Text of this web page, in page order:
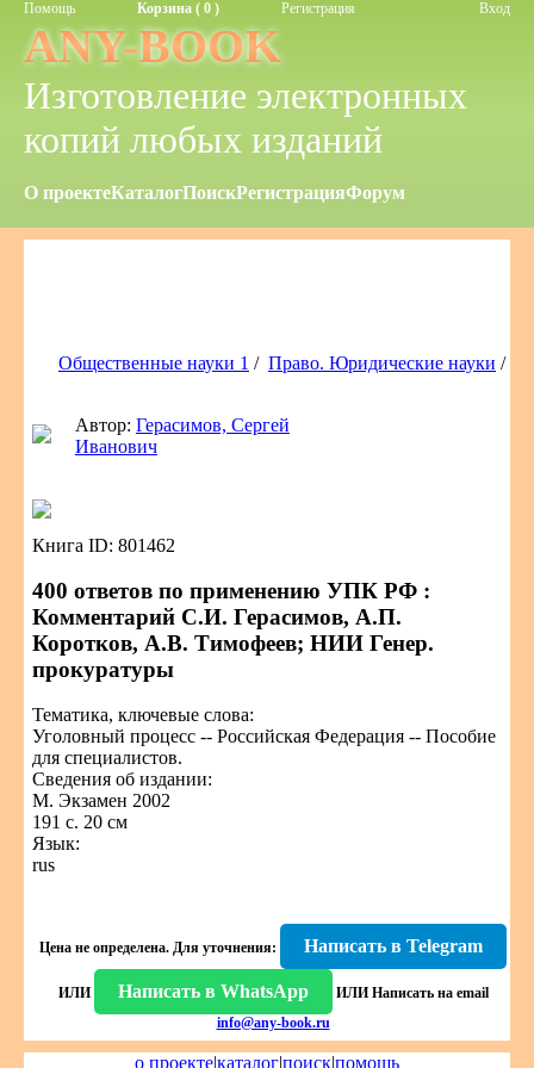
Помощь Корзина ( 0 ) Регистрация Вход
ANY-BOOK
Изготовление электронных
копий любых изданий
О проектеКаталогПоискРегистрацияФорум
Общественные науки 1 / Право. Юридические науки /
Автор: Герасимов, Сергей
Иванович
Книга ID: 801462
400 ответов по применению УПК РФ :
Комментарий С.И. Герасимов, А.П.
Коротков, А.В. Тимофеев; НИИ Генер.
прокуратуры
Тематика, ключевые слова:
Уголовный процесс -- Российская Федерация -- Пособие
для специалистов.
Сведения об издании:
М. Экзамен 2002
191 с. 20 см
Язык:
rus
Цена не определена. Для уточнения: Написать в Telegram
ИЛИ Написать в WhatsApp ИЛИ Написать на email
info@any-book.ru
о проекте|каталог|поиск|помощь